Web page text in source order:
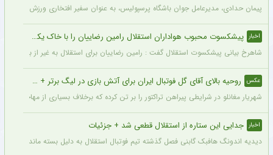
پیمان حدادی، مدیرعامل جوان باشگاه پرسپولیس، به عنوان سفیر افتخاری ورزش چوگان
اخبار پیشکسوت محبوب هواداران استقلال رامین رضاییان را با خاک یکسان کرد + جزئیات
شاهرخ بیانی پیشکسوت استقلال گفت : رامین رضاییان برای استقلال به غیر از بازار
عکس روحیه بالای آقای گل فوتبال ایران برای آتش بازی در لیگ برتر + عکس
شهریار مغانلو در شرایطی پیراهن تراکتور را بر تن کرده که برخلاف بسیاری از مهاجمان
اخبار جدایی این ستاره از استقلال قطعی شد + جزئیات
دیدیه اندونگ هافبک گابنی فصل گذشته تیم فوتبال استقلال به دلیل بسته ماندن پنجره